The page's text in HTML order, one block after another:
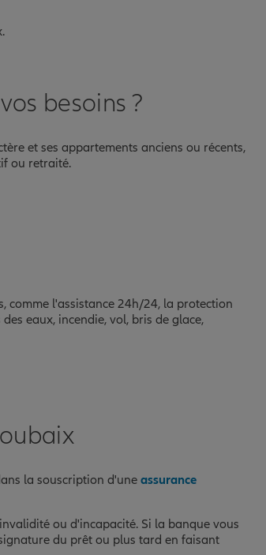
besoins ?
et ses appartements anciens ou récents,
ou retraité.
comme l'assistance 24h/24, la protection
eaux, incendie, vol, bris de glace,
la souscription d'uneassurance
ou d'incapacité. Si la banque vous
du prêt ou plus tard en faisant